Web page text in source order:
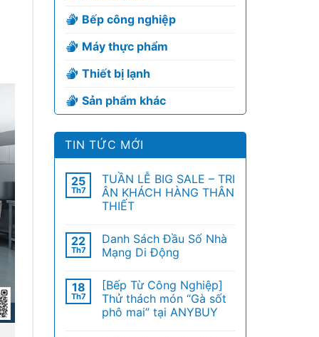
Bếp công nghiệp
Máy thực phẩm
Thiết bị lạnh
Sản phẩm khác
TIN TỨC MỚI
25
Th7
TUẦN LỄ BIG SALE – TRI
ÂN KHÁCH HÀNG THÂN
THIẾT
22
Th7
Danh Sách Đầu Số Nhà
Mạng Di Động
18
Th7
[Bếp Từ Công Nghiệp]
Thử thách món “Gà sốt
phô mai” tại ANYBUY